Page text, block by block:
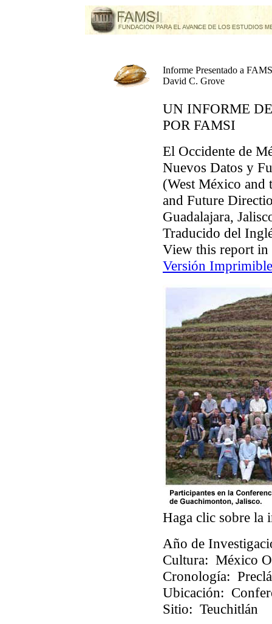
Informe Presentado a
David C. Grove
UN INFORME
POR FAMSI
El Occidente de
Nuevos Datos y
(West México and
and Future
Guadalajara,
Traducido del
View this report in
Versión Imprimible
Haga clic sobre la
Año de
Cultura: México
Cronología:
Ubicación:
Sitio: Teuchitlán